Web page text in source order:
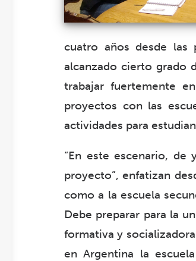
cuatro años desde las
alcanzado cierto grado
trabajar fuertemente
proyectos con las
actividades para
“En este escenario,
proyecto”, enfatizan
como a la escuela
Debe preparar para la
formativa y
en Argentina la